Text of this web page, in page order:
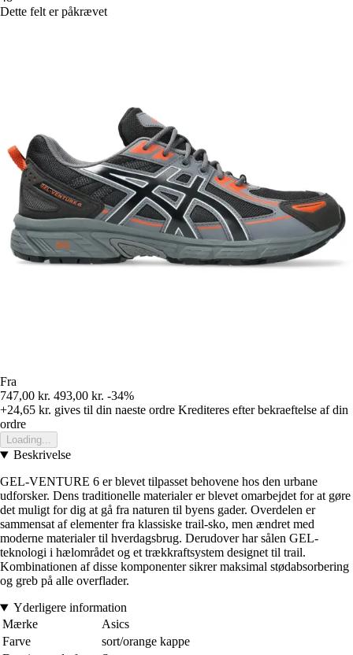
Dette felt er påkrævet
Fra
747,00 kr. 493,00 kr. -34%
+24,65 kr. gives til din naeste ordre Krediteres efter bekraeftelse af din
ordre
Loading...
Beskrivelse
GEL-VENTURE 6 er blevet tilpasset behovene hos den urbane
udforsker. Dens traditionelle materialer er blevet omarbejdet for at gøre
det muligt for dig at gå fra naturen til byens gader. Overdelen er
sammensat af elementer fra klassiske trail-sko, men ændret med
moderne materialer til hverdagsbrug. Derudover har sålen GEL-
teknologi i hælområdet og et trækkraftsystem designet til trail.
Kombinationen af disse komponenter sikrer maksimal stødabsorbering
og greb på alle overflader.
Yderligere information
Mærke
Asics
Farve
sort/orange kappe